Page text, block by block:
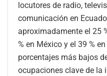
locutores de radio,
comunicación en
aproximadamente el 25
% en México y el 39 %
porcentajes más bajos
ocupaciones clave de la